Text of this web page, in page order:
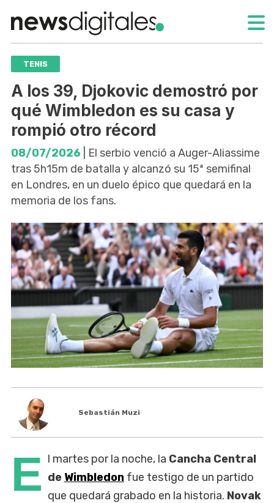
TENIS
A los 39, Djokovic demostró por
qué Wimbledon es su casa y
rompió otro récord
08/07/2026 | El serbio venció a Auger-Aliassime
tras 5h15m de batalla y alcanzó su 15ª semifinal
en Londres, en un duelo épico que quedará en la
memoria de los fans.
Sebastián Muzi
E l martes por la noche, la Cancha Central
de Wimbledon fue testigo de un partido
que quedará grabado en la historia. Novak